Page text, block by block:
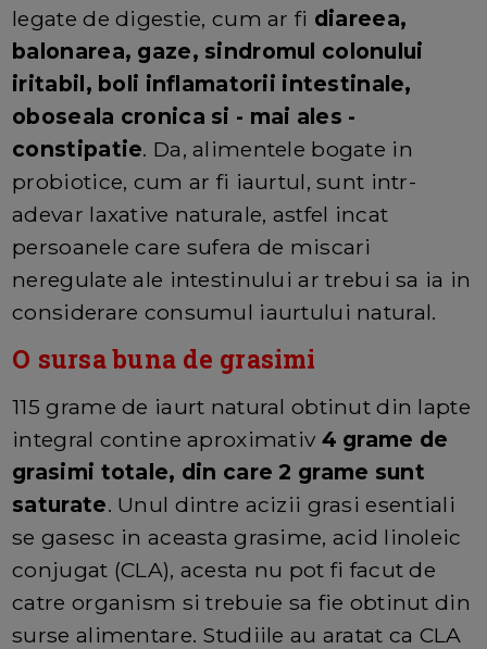
legate de digestie, cum ar fi diareea,
balonarea, gaze, sindromul colonului
iritabil, boli inflamatorii intestinale,
oboseala cronica si - mai ales -
constipatie. Da, alimentele bogate in
probiotice, cum ar fi iaurtul, sunt intr-
adevar laxative naturale, astfel incat
persoanele care sufera de miscari
neregulate ale intestinului ar trebui sa ia in
considerare consumul iaurtului natural.
O sursa buna de grasimi
115 grame de iaurt natural obtinut din lapte
integral contine aproximativ 4 grame de
grasimi totale, din care 2 grame sunt
saturate. Unul dintre acizii grasi esentiali
se gasesc in aceasta grasime, acid linoleic
conjugat (CLA), acesta nu pot fi facut de
catre organism si trebuie sa fie obtinut din
surse alimentare. Studiile au aratat ca CLA